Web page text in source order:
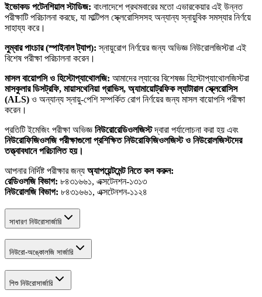
ইভোকড পটেনশিয়াল স্টাডিজ: বাংলাদেশে প্রথমবারের মতো এভারকেয়ার এই উন্নত
পরীক্ষাটি পরিচালনা করছে, যা মাল্টিপল স্ক্লেরোসিসসহ অন্যান্য স্নায়ুবিক সমস্যার নির্ণয়ে
সাহায্য করে।
লুম্বার পাংচার (স্পাইনাল ট্যাপ): স্নায়ুরোগ নির্ণয়ের জন্য অভিজ্ঞ নিউরোলজিস্টরা এই
বিশেষ পরীক্ষা পরিচালনা করেন।
মাসল বায়োপসি ও হিস্টোপ্যাথোলজি: আমাদের ল্যাবের বিশেষজ্ঞ হিস্টোপ্যাথোলজিস্টরা
মাসকুলার ডিসট্রফি, মায়াসথেনিয়া গ্রাভিস, অ্যামায়োট্রফিক ল্যাটারাল স্ক্লেরোসিস
(ALS) ও অন্যান্য স্নায়ু-পেশি সম্পর্কিত রোগ নির্ণয়ের জন্য মাসল বায়োপসি পরীক্ষা
করেন।
প্রতিটি ইমেজিং পরীক্ষা অভিজ্ঞনিউরোরেডিওলজিস্টদ্বারা পর্যালোচনা করা হয় এবং
নিউরোফিজিওলজি পরীক্ষাগুলো প্রশিক্ষিত নিউরোফিজিওলজিস্ট ও নিউরোলজিস্টদের
তত্ত্বাবধানে পরিচালিত হয়।
আপনার নির্দিষ্ট পরীক্ষার জন্য অ্যাপয়েন্টমেন্ট নিতে কল করুন:
রেডিওলজি বিভাগ: ৮৪৩১৬৬১, এক্সটেনশন-১৩১৩
নিউরোলজি বিভাগ: ৮৪৩১৬৬১, এক্সটেনশন-১১২৪
সাধারণ নিউরোসার্জারি
নিউরো-অঙ্কোলজি সার্জারি
শিশু নিউরোসার্জারি